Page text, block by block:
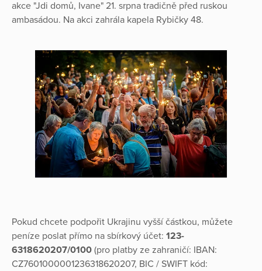
akce "Jdi domů, Ivane" 21. srpna tradičně před ruskou
ambasádou. Na akci zahrála kapela Rybičky 48.
Pokud chcete podpořit Ukrajinu vyšší částkou, můžete
peníze poslat přímo na sbírkový účet: 123-
6318620207/0100 (pro platby ze zahraničí: IBAN:
CZ7601000001236318620207, BIC / SWIFT kód: